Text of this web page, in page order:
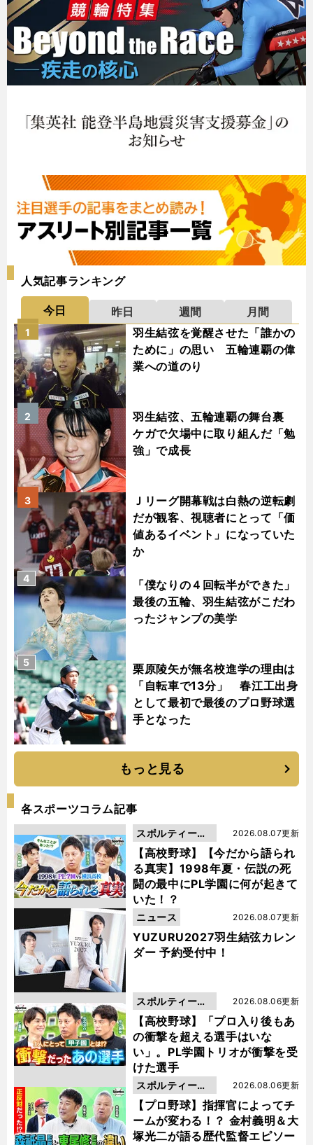
人気記事ランキング
今日 昨日 週間
月間
羽生結弦を覚醒させた「誰かの
ために」の思い 五輪連覇の偉
業への道のり
1
羽生結弦、五輪連覇の舞台裏
ケガで欠場中に取り組んだ「勉
強」で成長
2
Ｊリーグ開幕戦は白熱の逆転劇
だが観客、視聴者にとって「価
値あるイベント」になっていた
か
3
「僕なりの４回転半ができた」
最後の五輪、羽生結弦がこだわ
ったジャンプの美学
4
栗原陵矢が無名校進学の理由は
「自転車で13分」 春江工出身
として最初で最後のプロ野球選
手となった
5
もっと見る
各スポーツコラム記事
【高校野球】【今だから語られ
る真実】1998年夏・伝説の死
闘の最中にPL学園に何が起きて
いた！？
2026.08.07更新
スポルティーバ
動画
YUZURU2027羽生結弦カレン
ダー 予約受付中！
2026.08.07更新
ニュース
【高校野球】「プロ入り後もあ
の衝撃を超える選手はいな
い」。PL学園トリオが衝撃を受
けた選手
2026.08.06更新
スポルティーバ
動画
【プロ野球】指揮官によってチ
ームが変わる！？ 金村義明＆大
塚光二が語る歴代監督エピソー
2026.08.06更新
スポルティーバ
動画